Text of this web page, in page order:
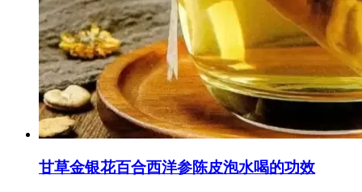
甘草金银花百合西洋参陈皮泡水喝的功效